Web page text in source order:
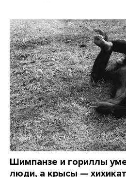
Шимпанзе и гориллы
люди, а крысы —